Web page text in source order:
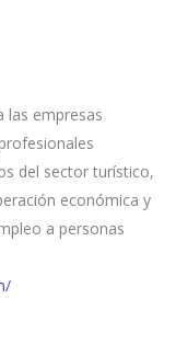
las empresas
del sector turístico,
económica y
a personas